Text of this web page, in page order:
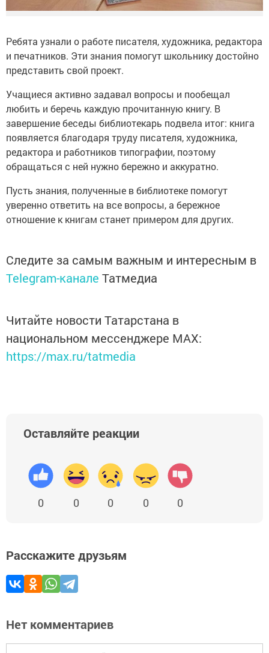
Ребята узнали о работе писателя, художника, редактора
и печатников. Эти знания помогут школьнику достойно
представить свой проект.
Учащиеся активно задавал вопросы и пообещал
любить и беречь каждую прочитанную книгу. В
завершение беседы библиотекарь подвела итог: книга
появляется благодаря труду писателя, художника,
редактора и работников типографии, поэтому
обращаться с ней нужно бережно и аккуратно.
Пусть знания, полученные в библиотеке помогут
уверенно ответить на все вопросы, а бережное
отношение к книгам станет примером для других.
Следите за самым важным и интересным в
Telegram-канале Татмедиа
Читайте новости Татарстана в
национальном мессенджере MАХ:
https://max.ru/tatmedia
Оставляйте реакции
0 0 0 0 0
Расскажите друзьям
Нет комментариев